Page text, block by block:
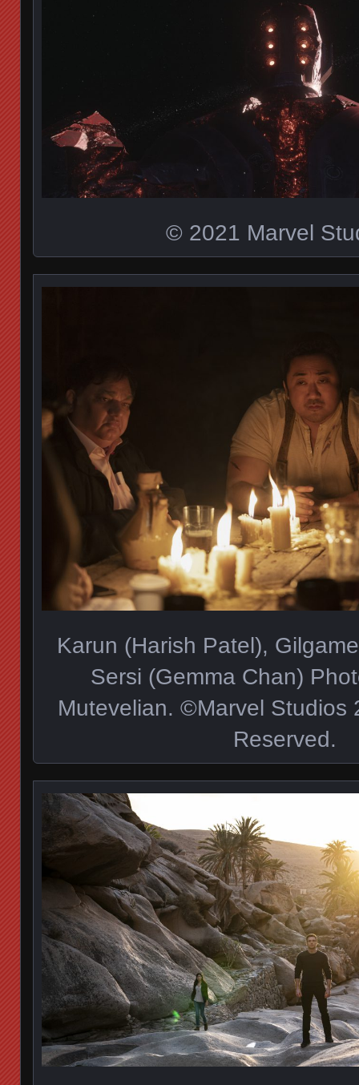
© 2021 Marvel
Karun (Harish Patel),
Sersi (Gemma Chan)
Mutevelian. ©Marvel Studios
Reserved.